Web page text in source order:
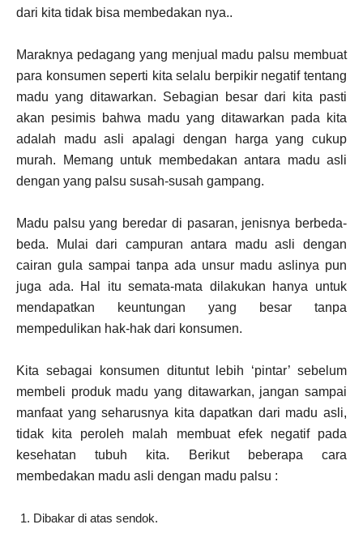
dari kita tidak bisa membedakan nya..
Maraknya pedagang yang menjual madu palsu membuat
para konsumen seperti kita selalu berpikir negatif tentang
madu yang ditawarkan. Sebagian besar dari kita pasti
akan pesimis bahwa madu yang ditawarkan pada kita
adalah madu asli apalagi dengan harga yang cukup
murah. Memang untuk membedakan antara madu asli
dengan yang palsu susah-susah gampang.
Madu palsu yang beredar di pasaran, jenisnya berbeda-
beda. Mulai dari campuran antara madu asli dengan
cairan gula sampai tanpa ada unsur madu aslinya pun
juga ada. Hal itu semata-mata dilakukan hanya untuk
mendapatkan keuntungan yang besar tanpa
mempedulikan hak-hak dari konsumen.
Kita sebagai konsumen dituntut lebih ‘pintar’ sebelum
membeli produk madu yang ditawarkan, jangan sampai
manfaat yang seharusnya kita dapatkan dari madu asli,
tidak kita peroleh malah membuat efek negatif pada
kesehatan tubuh kita. Berikut beberapa cara
membedakan madu asli dengan madu palsu :
Dibakar di atas sendok.